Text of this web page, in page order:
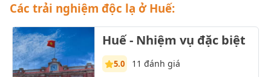
Các trải nghiệm độc lạ ở Huế:
Huế - Nhiệm vụ đặc biệt
5.0 11 đánh giá